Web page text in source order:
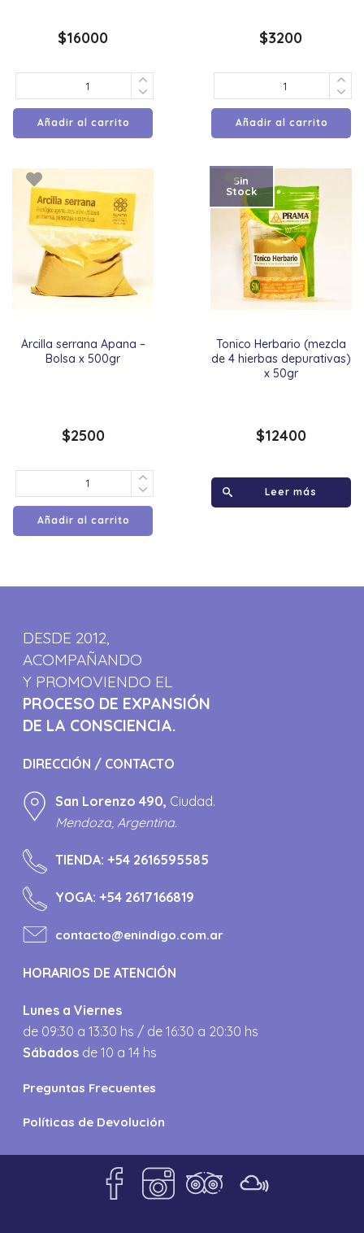
$16000
Añadir al carrito
$3200
Añadir al carrito
Arcilla serrana Apana –
Bolsa x 500gr
$2500
Añadir al carrito
Tonico Herbario (mezcla
de 4 hierbas depurativas)
x 50gr
Sin
Stock
$12400
Leer más
DESDE 2012,
ACOMPAÑANDO
Y PROMOVIENDO EL
PROCESO DE EXPANSIÓN
DE LA CONSCIENCIA.
DIRECCIÓN / CONTACTO
San Lorenzo 490, Ciudad.
Mendoza, Argentina.
TIENDA:+54 2616595585
YOGA:+54 2617166819
contacto@enindigo.com.ar
HORARIOS DE ATENCIÓN
Lunes a Viernes
de 09:30 a 13:30 hs / de 16:30 a 20:30 hs
Sábados de 10 a 14 hs
Preguntas Frecuentes
Políticas de Devolución